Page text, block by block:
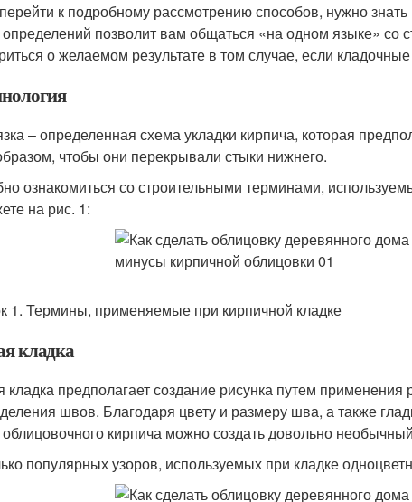
к подробному рассмотрению способов, нужно
позволит вам общаться «на одном языке» со
о желаемом результате в том случае, если
– определенная схема укладки кирпича, которая
чтобы они перекрывали стыки нижнего.
ознакомиться со строительными терминами,
на рис. 1:
1. Термины, применяемые при кирпичной кладке
кладка
предполагает создание рисунка путем
швов. Благодаря цвету и размеру шва, а также
кирпича можно создать довольно
популярных узоров, используемых при кладке